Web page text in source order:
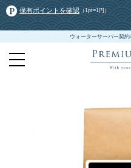
保有ポイントを確認 （1pt=1円）
ウォーターサーバー契